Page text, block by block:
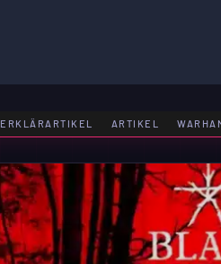
ERKLÄRARTIKEL ARTIKEL